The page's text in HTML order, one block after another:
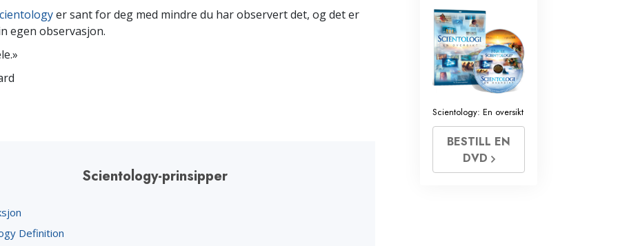
er sant for deg med mindre du har observert det, og det er
egen observasjon.
Scientology-prinsipper
Definition
Scientology: En oversikt
BESTILL EN
DVD